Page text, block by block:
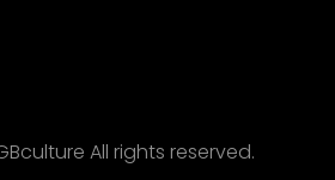
All rights reserved.